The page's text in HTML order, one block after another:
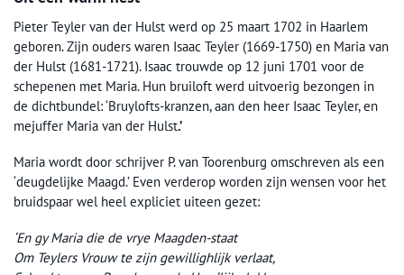
Pieter Teyler van der Hulst werd op 25 maart 1702 in Haarlem
geboren. Zijn ouders waren Isaac Teyler (1669-1750) en Maria van
der Hulst (1681-1721). Isaac trouwde op 12 juni 1701 voor de
schepenen met Maria. Hun bruiloft werd uitvoerig bezongen in
de dichtbundel: ‘Bruylofts-kranzen, aan den heer Isaac Teyler, en
mejuffer Maria van der Hulst.’
Maria wordt door schrijver P. van Toorenburg omschreven als een
‘deugdelijke Maagd.’ Even verderop worden zijn wensen voor het
bruidspaar wel heel expliciet uiteen gezet:
‘En gy Maria die de vrye Maagden-staat
Om Teylers Vrouw te zijn gewillighlijk verlaat,